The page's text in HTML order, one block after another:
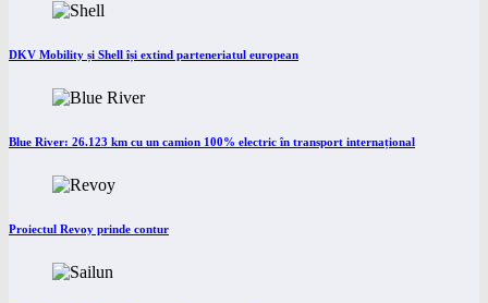
DKV Mobility și Shell își extind parteneriatul european
Blue River: 26.123 km cu un camion 100% electric în transport internațional
Proiectul Revoy prinde contur